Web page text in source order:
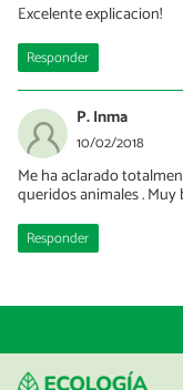
Excelente explicacion!
Responder
P. Inma
10/02/2018
Me ha aclarado
queridos animales .
Responder